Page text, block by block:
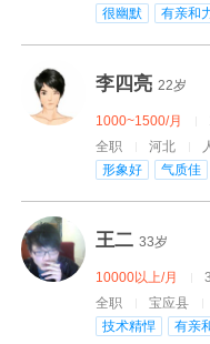
很幽默
有亲和
李四亮22岁
1000~1500/月
全职
河北
形象好
气质佳
王二33岁
10000以上/月
全职
宝应县
技术精悍
有亲